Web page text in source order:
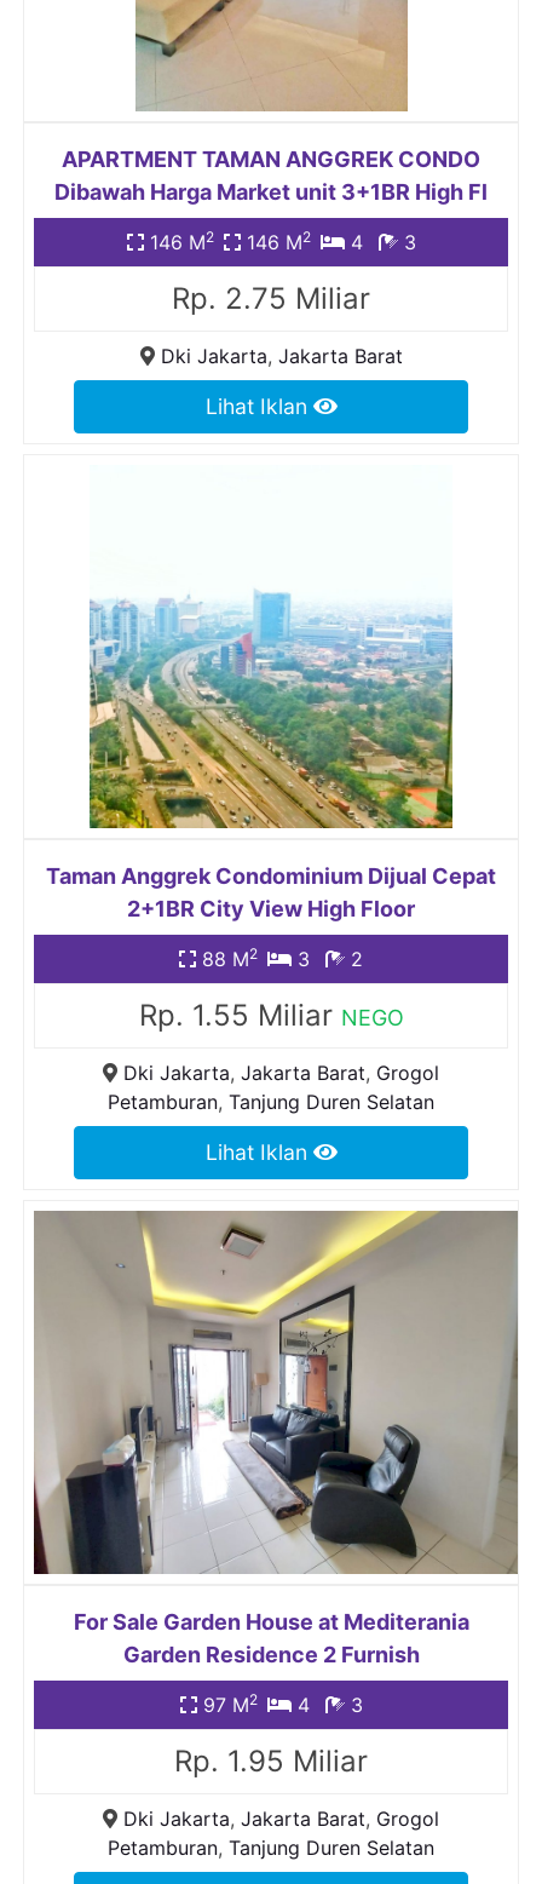
APARTMENT TAMAN ANGGREK CONDO
Dibawah Harga Market unit 3+1BR High Fl
146 M2 146 M2 4 3
Rp. 2.75 Miliar
Dki Jakarta, Jakarta Barat
Lihat Iklan
Taman Anggrek Condominium Dijual Cepat
2+1BR City View High Floor
88 M2 3 2
Rp. 1.55 Miliar NEGO
Dki Jakarta, Jakarta Barat, Grogol
Petamburan, Tanjung Duren Selatan
Lihat Iklan
For Sale Garden House at Mediterania
Garden Residence 2 Furnish
97 M2 4 3
Rp. 1.95 Miliar
Dki Jakarta, Jakarta Barat, Grogol
Petamburan, Tanjung Duren Selatan